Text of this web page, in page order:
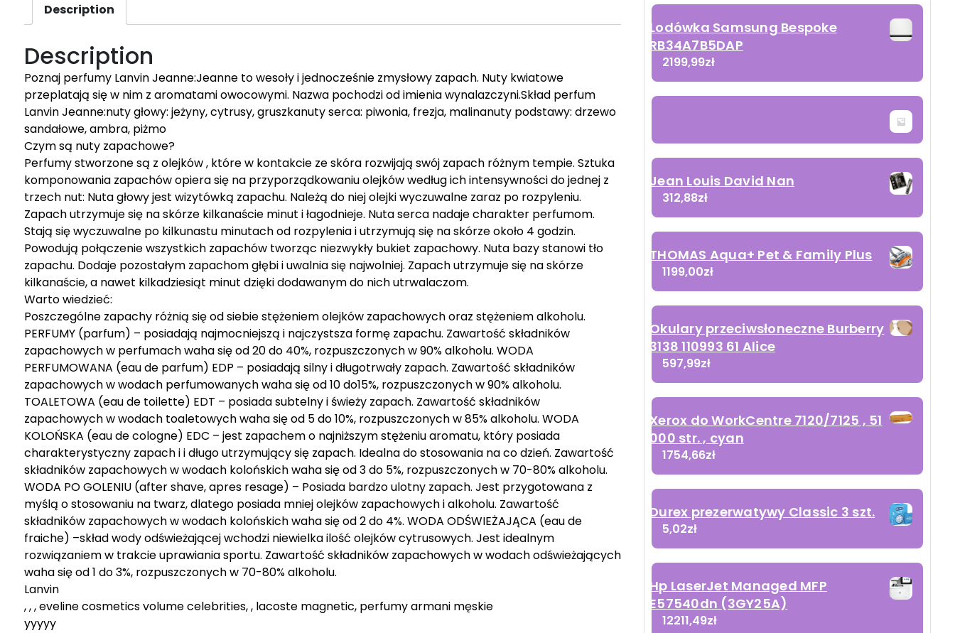
Description
Description
Poznaj perfumy Lanvin Jeanne:Jeanne to wesoły i jednocześnie zmysłowy zapach. Nuty kwiatowe
przeplatają się w nim z aromatami owocowymi. Nazwa pochodzi od imienia wynalazczyni.Skład perfum
Lanvin Jeanne:nuty głowy: jeżyny, cytrusy, gruszkanuty serca: piwonia, frezja, malinanuty podstawy: drzewo
sandałowe, ambra, piżmo
Czym są nuty zapachowe?
Perfumy stworzone są z olejków , które w kontakcie ze skóra rozwijają swój zapach różnym tempie. Sztuka
komponowania zapachów opiera się na przyporządkowaniu olejków według ich intensywności do jednej z
trzech nut: Nuta głowy jest wizytówką zapachu. Należą do niej olejki wyczuwalne zaraz po rozpyleniu.
Zapach utrzymuje się na skórze kilkanaście minut i łagodnieje. Nuta serca nadaje charakter perfumom.
Stają się wyczuwalne po kilkunastu minutach od rozpylenia i utrzymują się na skórze około 4 godzin.
Powodują połączenie wszystkich zapachów tworząc niezwykły bukiet zapachowy. Nuta bazy stanowi tło
zapachu. Dodaje pozostałym zapachom głębi i uwalnia się najwolniej. Zapach utrzymuje się na skórze
kilkanaście, a nawet kilkadziesiąt minut dzięki dodawanym do nich utrwalaczom.
Warto wiedzieć:
Poszczególne zapachy różnią się od siebie stężeniem olejków zapachowych oraz stężeniem alkoholu.
PERFUMY (parfum) – posiadają najmocniejszą i najczystsza formę zapachu. Zawartość składników
zapachowych w perfumach waha się od 20 do 40%, rozpuszczonych w 90% alkoholu. WODA
PERFUMOWANA (eau de parfum) EDP – posiadają silny i długotrwały zapach. Zawartość składników
zapachowych w wodach perfumowanych waha się od 10 do15%, rozpuszczonych w 90% alkoholu.
TOALETOWA (eau de toilette) EDT – posiada subtelny i świeży zapach. Zawartość składników
zapachowych w wodach toaletowych waha się od 5 do 10%, rozpuszczonych w 85% alkoholu. WODA
KOLOŃSKA (eau de cologne) EDC – jest zapachem o najniższym stężeniu aromatu, który posiada
charakterystyczny zapach i i długo utrzymujący się zapach. Idealna do stosowania na co dzień. Zawartość
składników zapachowych w wodach kolońskich waha się od 3 do 5%, rozpuszczonych w 70-80% alkoholu.
WODA PO GOLENIU (after shave, apres resage) – Posiada bardzo ulotny zapach. Jest przygotowana z
myślą o stosowaniu na twarz, dlatego posiada mniej olejków zapachowych i alkoholu. Zawartość
składników zapachowych w wodach kolońskich waha się od 2 do 4%. WODA ODŚWIEŻAJĄCA (eau de
fraiche) –skład wody odświeżającej wchodzi niewielka ilość olejków cytrusowych. Jest idealnym
rozwiązaniem w trakcie uprawiania sportu. Zawartość składników zapachowych w wodach odświeżających
waha się od 1 do 3%, rozpuszczonych w 70-80% alkoholu.
Lanvin
, , , eveline cosmetics volume celebrities, , lacoste magnetic, perfumy armani męskie
yyyyy
Lodówka Samsung Bespoke
RB34A7B5DAP
2199,99zł
Jean Louis David Nan
312,88zł
THOMAS Aqua+ Pet & Family Plus
1199,00zł
Okulary przeciwsłoneczne Burberry
3138 110993 61 Alice
597,99zł
Xerox do WorkCentre 7120/7125 , 51
000 str. , cyan
1754,66zł
Durex prezerwatywy Classic 3 szt.
5,02zł
Hp LaserJet Managed MFP
E57540dn (3GY25A)
12211,49zł